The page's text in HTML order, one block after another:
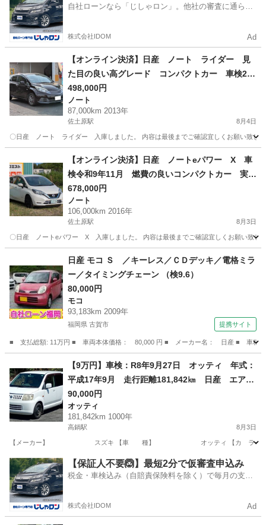
自社ローンなら「じしゃロン」。他社の審査に通らな
株式会社IDOM Ad
【オンライン決済】日産 ノート ライダー 見
た目の良い高グレード コンパクトカー 車検2年
渡し 走行距離87,000㎞
498,000円
ノート
87,000km 2013年
佐土原駅 8月4日
〇日産 ノート ライダー 入庫しました。 内容は最後までご確認宜しくお願い致し
佐土原駅 ノート
【オンライン決済】日産 ノートeパワー X 車
検令和9年11月 燃費の良いコンパクトカー 実燃
費22-23㎞
678,000円
ノート
106,000km 2016年
佐土原駅 8月3日
〇日産 ノートeパワー X 入庫しました。 内容は最後までご確認宜しくお願い致し
佐土原駅 ノート
日産 モコ Ｓ ／キーレス／ＣＤデッキ／電格ミラ
ー／タイミングチェーン （検9.6）
80,000円
モコ
93,183km 2009年
福岡県 古賀市 提携サイト
■ 支払総額: 11万円 ■ 車両本体価格： 80,000 円 ■ メーカー名： 日産 ■ 車種
モコ
【9万円】車検：R8年9月27日 オッティ 年式：
平成17年9月 走行距離181,842㎞ 日産 エアコ
ン効きます
90,000円
オッティ
181,842km 1000年
高鍋駅 8月3日
【メーカー】 スズキ 【車 種】 オッティ 【カ
宮崎 児湯郡 高鍋駅 オッティ
【保証人不要🙆】最短2分で仮審査申込み
税金・車検込み（自賠責保険料を除く）で毎月の支払
株式会社IDOM Ad